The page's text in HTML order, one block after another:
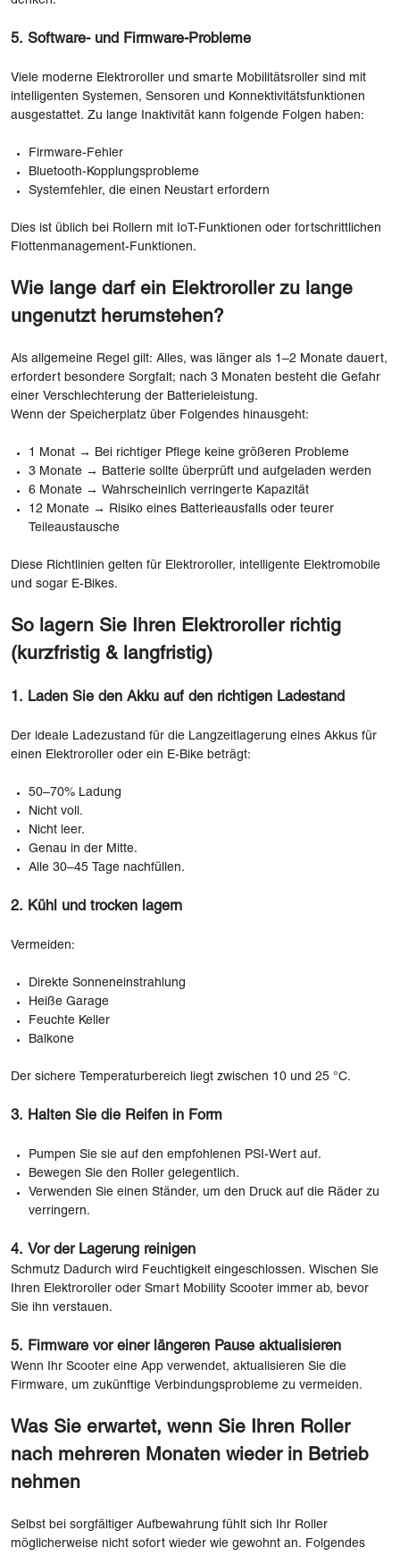
5. Software- und Firmware-Probleme
Viele moderne Elektroroller und smarte Mobilitätsroller sind mit
intelligenten Systemen, Sensoren und Konnektivitätsfunktionen
ausgestattet. Zu lange Inaktivität kann folgende Folgen haben:
Firmware-Fehler
Bluetooth-Kopplungsprobleme
Systemfehler, die einen Neustart erfordern
Dies ist üblich bei Rollern mit IoT-Funktionen oder fortschrittlichen
Flottenmanagement-Funktionen.
Wie lange darf ein Elektroroller zu lange
ungenutzt herumstehen?
Als allgemeine Regel gilt: Alles, was länger als 1–2 Monate dauert,
erfordert besondere Sorgfalt; nach 3 Monaten besteht die Gefahr
einer Verschlechterung der Batterieleistung.
Wenn der Speicherplatz über Folgendes hinausgeht:
1 Monat → Bei richtiger Pflege keine größeren Probleme
3 Monate → Batterie sollte überprüft und aufgeladen werden
6 Monate → Wahrscheinlich verringerte Kapazität
12 Monate → Risiko eines Batterieausfalls oder teurer
Teileaustausche
Diese Richtlinien gelten für Elektroroller, intelligente Elektromobile
und sogar E-Bikes.
So lagern Sie Ihren Elektroroller richtig
(kurzfristig & langfristig)
1. Laden Sie den Akku auf den richtigen Ladestand
Der ideale Ladezustand für die Langzeitlagerung eines Akkus für
einen Elektroroller oder ein E-Bike beträgt:
50–70% Ladung
Nicht voll.
Nicht leer.
Genau in der Mitte.
Alle 30–45 Tage nachfüllen.
2. Kühl und trocken lagern
Vermeiden:
Direkte Sonneneinstrahlung
Heiße Garage
Feuchte Keller
Balkone
Der sichere Temperaturbereich liegt zwischen 10 und 25 °C.
3. Halten Sie die Reifen in Form
Pumpen Sie sie auf den empfohlenen PSI-Wert auf.
Bewegen Sie den Roller gelegentlich.
Verwenden Sie einen Ständer, um den Druck auf die Räder zu
verringern.
4. Vor der Lagerung reinigen
Schmutz Dadurch wird Feuchtigkeit eingeschlossen. Wischen Sie
Ihren Elektroroller oder Smart Mobility Scooter immer ab, bevor
Sie ihn verstauen.
5. Firmware vor einer längeren Pause aktualisieren
Wenn Ihr Scooter eine App verwendet, aktualisieren Sie die
Firmware, um zukünftige Verbindungsprobleme zu vermeiden.
Was Sie erwartet, wenn Sie Ihren Roller
nach mehreren Monaten wieder in Betrieb
nehmen
Selbst bei sorgfältiger Aufbewahrung fühlt sich Ihr Roller
möglicherweise nicht sofort wieder wie gewohnt an. Folgendes